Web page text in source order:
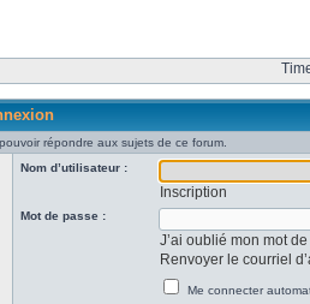
répondre aux sujets de ce forum.
Nom d’utilisateur :
Inscription
Mot de passe :
J’ai oublié mon mot
Renvoyer le courriel
Me connecter